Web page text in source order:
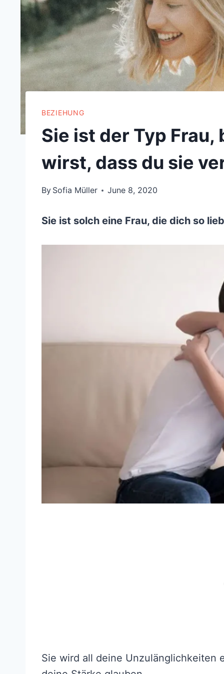
BEZIEHUNG
Sie ist der Typ Frau,
wirst, dass du sie
By Sofia Müller June 8, 2020
Sie ist solch eine Frau, die dich so
Sie wird all deine Unzulänglichkeiten